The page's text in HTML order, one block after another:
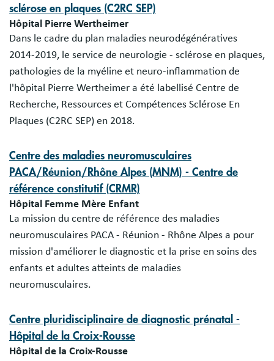
sclérose en plaques (C2RC SEP)
Hôpital Pierre Wertheimer
Dans le cadre du plan maladies neurodégénératives
2014-2019, le service de neurologie - sclérose en plaques,
pathologies de la myéline et neuro-inflammation de
l'hôpital Pierre Wertheimer a été labellisé Centre de
Recherche, Ressources et Compétences Sclérose En
Plaques (C2RC SEP) en 2018.
Centre des maladies neuromusculaires
PACA/Réunion/Rhône Alpes (MNM) - Centre de
référence constitutif (CRMR)
Hôpital Femme Mère Enfant
La mission du centre de référence des maladies
neuromusculaires PACA - Réunion - Rhône Alpes a pour
mission d'améliorer le diagnostic et la prise en soins des
enfants et adultes atteints de maladies
neuromusculaires.
Centre pluridisciplinaire de diagnostic prénatal -
Hôpital de la Croix-Rousse
Hôpital de la Croix-Rousse